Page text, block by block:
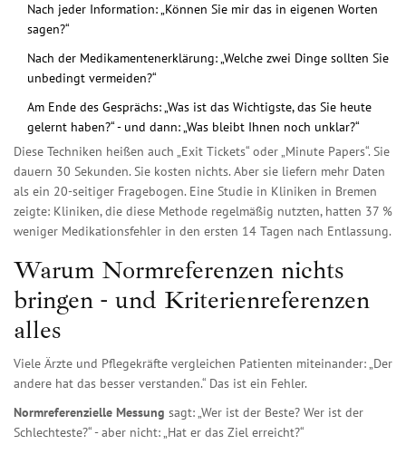
Nach jeder Information: „Können Sie mir das in eigenen Worten
sagen?“
Nach der Medikamentenerklärung: „Welche zwei Dinge sollten Sie
unbedingt vermeiden?“
Am Ende des Gesprächs: „Was ist das Wichtigste, das Sie heute
gelernt haben?“ - und dann: „Was bleibt Ihnen noch unklar?“
Diese Techniken heißen auch „Exit Tickets“ oder „Minute Papers“. Sie
dauern 30 Sekunden. Sie kosten nichts. Aber sie liefern mehr Daten
als ein 20-seitiger Fragebogen. Eine Studie in Kliniken in Bremen
zeigte: Kliniken, die diese Methode regelmäßig nutzten, hatten 37 %
weniger Medikationsfehler in den ersten 14 Tagen nach Entlassung.
Warum Normreferenzen nichts
bringen - und Kriterienreferenzen
alles
Viele Ärzte und Pflegekräfte vergleichen Patienten miteinander: „Der
andere hat das besser verstanden.“ Das ist ein Fehler.
Normreferenzielle Messung sagt: „Wer ist der Beste? Wer ist der
Schlechteste?“ - aber nicht: „Hat er das Ziel erreicht?“